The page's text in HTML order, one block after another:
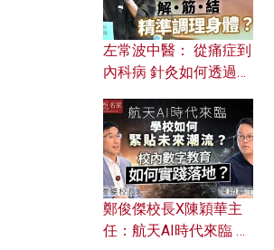
左常波中醫： 從痛症到
內科病 針灸如何透過解
鄭俊傑校長X陳穎華主
任：航天AI時代來臨 學